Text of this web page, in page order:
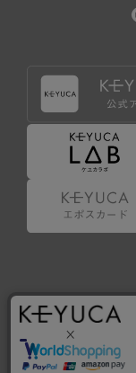
（5） その他、
4.会員登録が取
弊社とのお取引
の義務および本
します。
5.仮登録とは、
用するための簡
6.仮登録をする
とができます。
7.仮登録状態は
に登録完了する
す。
Copyright ©